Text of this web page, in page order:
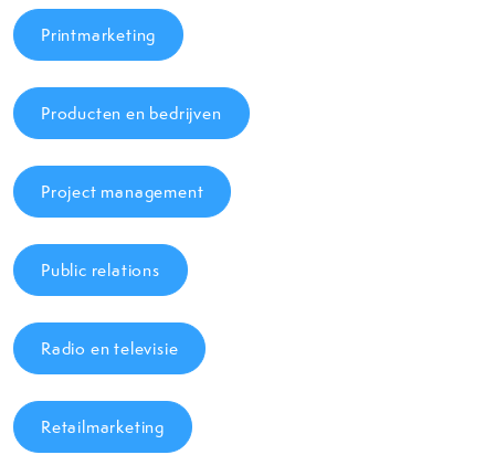
Printmarketing
Producten en bedrijven
Project management
Public relations
Radio en televisie
Retailmarketing